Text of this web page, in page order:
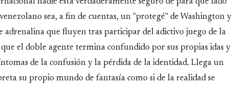
nadie está verdaderamente seguro de para qué lado
sea, a fin de cuentas, un "protegé" de Washington y
adrenalina que fluyen tras participar del adictivo juego de la
el doble agente termina confundido por sus propias idas y
de la confusión y la pérdida de la identidad. Llega un
su propio mundo de fantasía como si de la realidad se